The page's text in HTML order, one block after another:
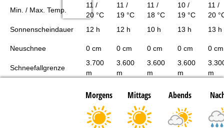
Min. / Max. Temp.
11 /
20 °C
11 /
19 °C
11 /
18 °C
10 /
19 °C
11 /
20
Sonnenscheindauer
12 h 12 h 10 h 13 h 13 h
Neuschnee 0 cm 0 cm 0 cm 0 cm 0 cm
Schneefallgrenze
3.700
m
3.600
m
3.600
m
3.600
m
m
Morgens Mittags Abends